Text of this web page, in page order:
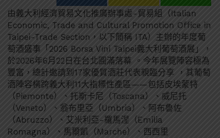
由義大利經濟貿易文化推廣辦事處-貿易組（Italian
Economic, Trade and Cultural Promotion Office in
Taipei-Trade Section，以下簡稱 ITA）主辦的年度葡
萄酒盛事「2026 Borsa Vini Taipei義大利葡萄酒展」，
於2026年6月22日在台北圓滿落幕 。今年展覽陣容極為
豐富，總計邀請到17家優質酒莊代表親臨分享 ，其葡萄
酒陣容橫跨義大利11大指標性產區——包括皮埃蒙特
（Piemonte）、托斯卡尼（Toscana）、威尼托
（Veneto）、翁布里亞（Umbria）、阿布魯佐
（Abruzzo）、艾米利亞-羅馬涅（Emilia
Romagna）、馬爾凱（Marche）、西西里